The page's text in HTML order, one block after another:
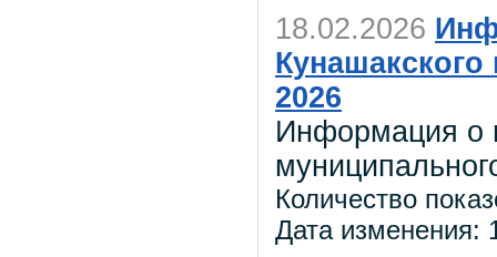
18.02.2026
2026
Информация о
Количество
Дата изменения: